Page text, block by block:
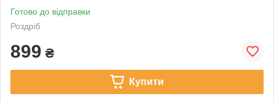
Готово до відправки
Роздріб
899 ₴
Купити